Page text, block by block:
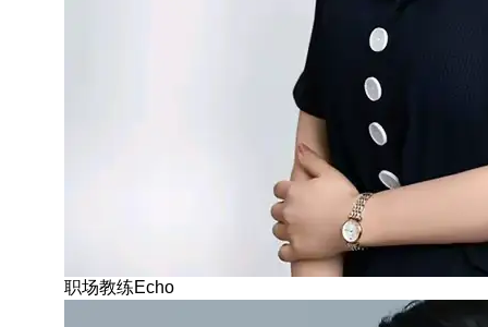
职场教练Echo